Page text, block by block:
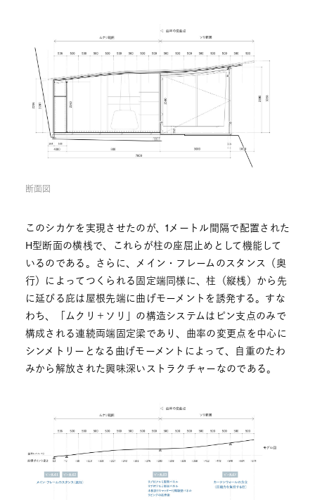
断面図
このシカケを実現させたのが、1メートル間隔で配置された
H型断面の横桟で、これらが柱の座屈止めとして機能して
いるのである。さらに、メイン・フレームのスタンス（奥
行）によってつくられる固定端同様に、柱（縦桟）から先
に延びる庇は屋根先端に曲げモーメントを誘発する。すな
わち、「ムクリ＋ソリ」の構造システムはピン支点のみで
構成される連続両端固定梁であり、曲率の変更点を中心に
シンメトリーとなる曲げモーメントによって、自重のたわ
みから解放された興味深いストラクチャーなのである。